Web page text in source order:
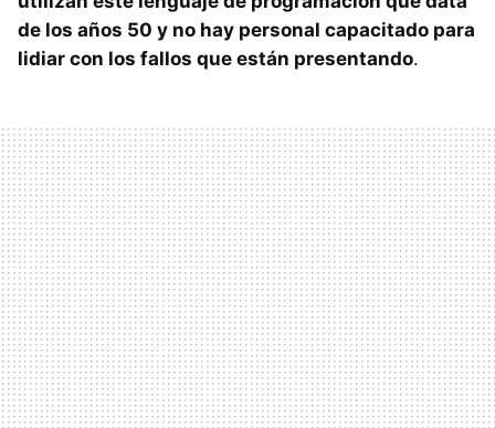
de los años 50 y no hay personal capacitado para
lidiar con los fallos que están presentando.